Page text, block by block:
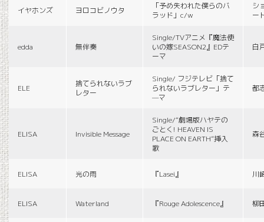
イヤホンズ ヨロコビノウタ
「予め失われた僕らのバ
ラッド」c/w
シ
ー
edda 無伴奏
Single/TVアニメ『魔法使
いの嫁SEASON2』EDテ
ーマ
白
ELE
捨てられないラブ
レター
Single/ フジテレビ「捨て
られないラブレター」テ
—マ
都
ELISA Invisible Message
Single/“劇場版ハヤテの
ごとく! HEAVEN IS
PLACE ON EARTH”挿入
歌
森
ELISA 光の雨 『Lasei』 川
ELISA Waterland 『Rouge Adolescence』 柳